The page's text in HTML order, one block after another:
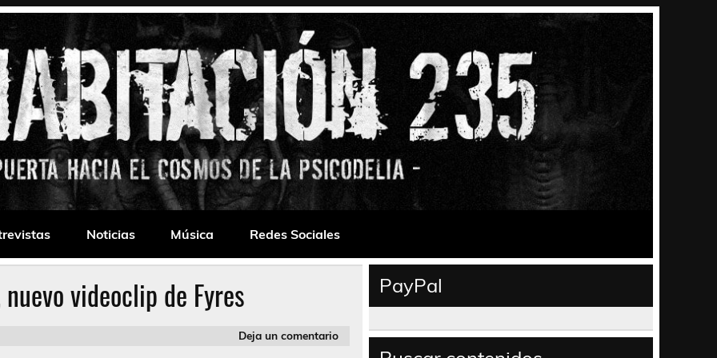
Noticias Música Redes Sociales
videoclip de Fyres
Deja un comentario
PayPal